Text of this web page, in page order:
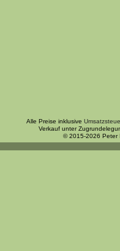
Alle Preise inklusive
Verkauf unter
© 2015-2026 Peter